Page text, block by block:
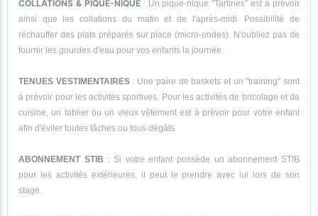
COLLATIONS & PIQUE-NIQUE: Un pique-nique "Tartines" est à prévoir
ainsi que les collations du matin et de l'après-midi. Possibilité de
réchauffer des plats préparés sur place (micro-ondes). N'oubliez pas de
fournir les gourdes d'eau pour vos enfants la journée.
TENUES VESTIMENTAIRES: Une paire de baskets et un "training" sont
à prévoir pour les activités sportives. Pour les activités de bricolage et de
cuisine, un tablier ou un vieux vêtement est à prévoir pour votre enfant
afin d'éviter toutes tâches ou tous dégâts.
ABONNEMENT STIB : Si votre enfant possède un abonnement STIB
pour les activités extérieures, il peut le prendre avec lui lors de son
stage.